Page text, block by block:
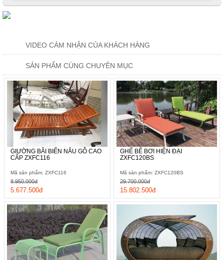
VIDEO CẢM NHẬN CỦA KHÁCH HÀNG
SẢN PHẨM CÙNG CHUYÊN MỤC
GIƯỜNG BÃI BIỂN NÂU GỖ CAO
CẤP ZXFC116
Mã sản phẩm: ZXFC116
5.677.500đ
8.950.000đ
GHẾ BỂ BƠI HIỆN ĐẠI
ZXFC120BS
Mã sản phẩm: ZXFC120BS
15.802.500đ
29.700.000đ